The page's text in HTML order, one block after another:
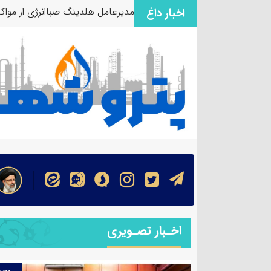
اخبار داغ مدیرعامل هلدینگ صباانرژی از
اخـبار تصـویری